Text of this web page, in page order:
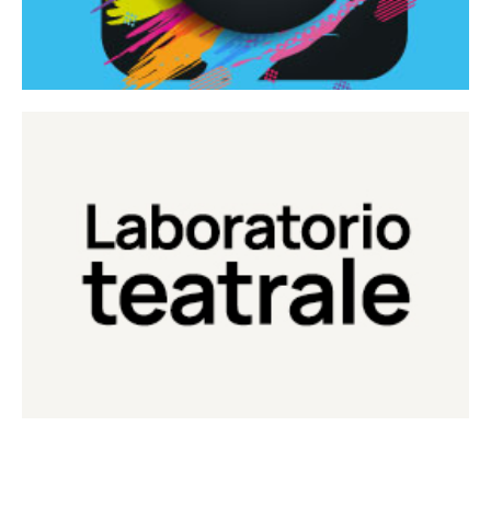
Laboratorio Teatrale
Laboratorio di teatro del Teatro Eduardo de Filippo
Continua